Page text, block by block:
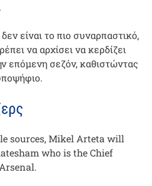
είναι το πιο συναρπαστικό,
να αρχίσει να κερδίζει
επόμενη σεζόν, καθιστώντας
sources, Mikel Arteta will
who is the Chief